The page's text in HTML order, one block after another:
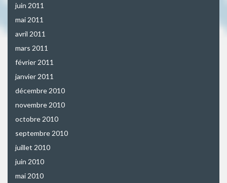
juin 2011
mai 2011
avril 2011
mars 2011
février 2011
janvier 2011
décembre 2010
novembre 2010
octobre 2010
septembre 2010
juillet 2010
juin 2010
mai 2010